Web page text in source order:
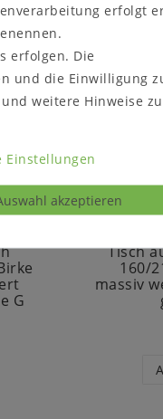
G
Tisch
160/
massiv
erfolgt
erfolgen. Die
und die Einwilligung
weitere Hinweise
Einstellungen
akzeptieren